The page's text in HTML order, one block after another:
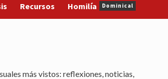
Recursos Homilía Dominical
más vistos: reflexiones, noticias,